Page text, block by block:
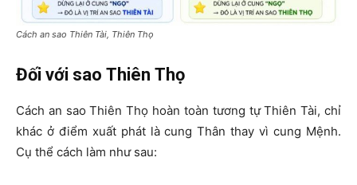
Cách an sao Thiên Tài, Thiên Thọ
Đối với sao Thiên Thọ
Cách an sao Thiên Thọ hoàn toàn tương tự Thiên Tài, chỉ
khác ở điểm xuất phát là cung Thân thay vì cung Mệnh.
Cụ thể cách làm như sau: